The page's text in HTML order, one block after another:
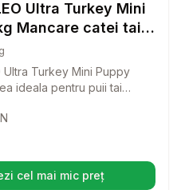
Ultra Turkey Mini
Mancare catei taie
Ultra Turkey Mini Puppy
ideala pentru puii tai
aceasta mancare
puternic.
cel mai mic preț
(se deschide într-o filă